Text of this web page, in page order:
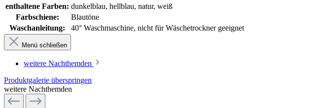
enthaltene Farben: dunkelblau, hellblau, natur, weiß
Farbschiene:
Blautöne
Waschanleitung:
40° Waschmaschine, nicht für Wäschetrockner geeignet
Menü schließen
weitere Nachthemden
Produktgalerie überspringen
weitere Nachthemden